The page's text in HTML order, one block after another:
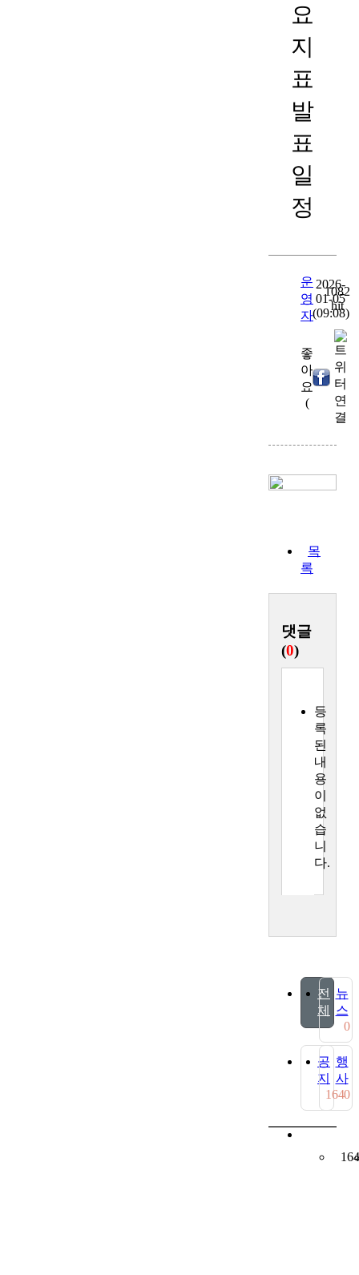
요
지
표
발
표
일
정
운
영
자
2026-
01-05
(09:08)
1082
hit
좋
아
요
(
0 )
목
록
댓글
(0)
등
록
된
내
용
이
없
습
니
다.
전
체
뉴
스
0
공
지
164
행
사
0
164